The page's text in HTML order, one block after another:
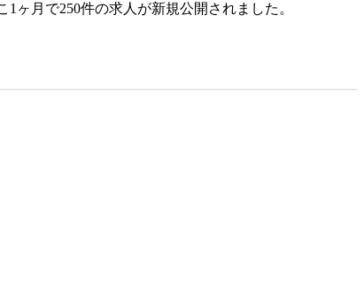
ヶ月で250件の求人が新規公開されました。